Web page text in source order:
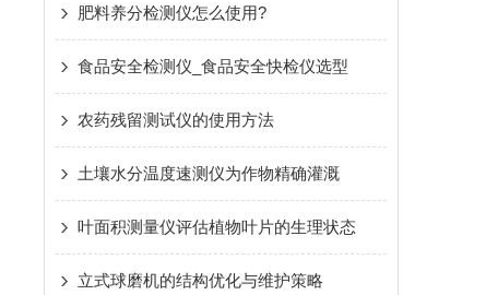
肥料养分检测仪怎么使用?
食品安全检测仪_食品安全快检仪选型
农药残留测试仪的使用方法
土壤水分温度速测仪为作物精确灌溉
叶面积测量仪评估植物叶片的生理状态
立式球磨机的结构优化与维护策略